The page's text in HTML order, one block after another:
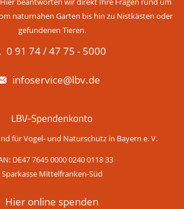
naturnahen Garten bis hin zu Nistkästen oder
gefundenen Tieren.
0 91 74 / 47 75 - 5000
infoservice@lbv.de
LBV-Spendenkonto
für Vogel- und Naturschutz in Bayern e. V.
DE47 7645 0000 0240 0118 33
Sparkasse Mittelfranken-Süd
Hier online spenden